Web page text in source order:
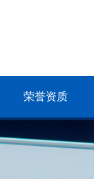
荣誉资质